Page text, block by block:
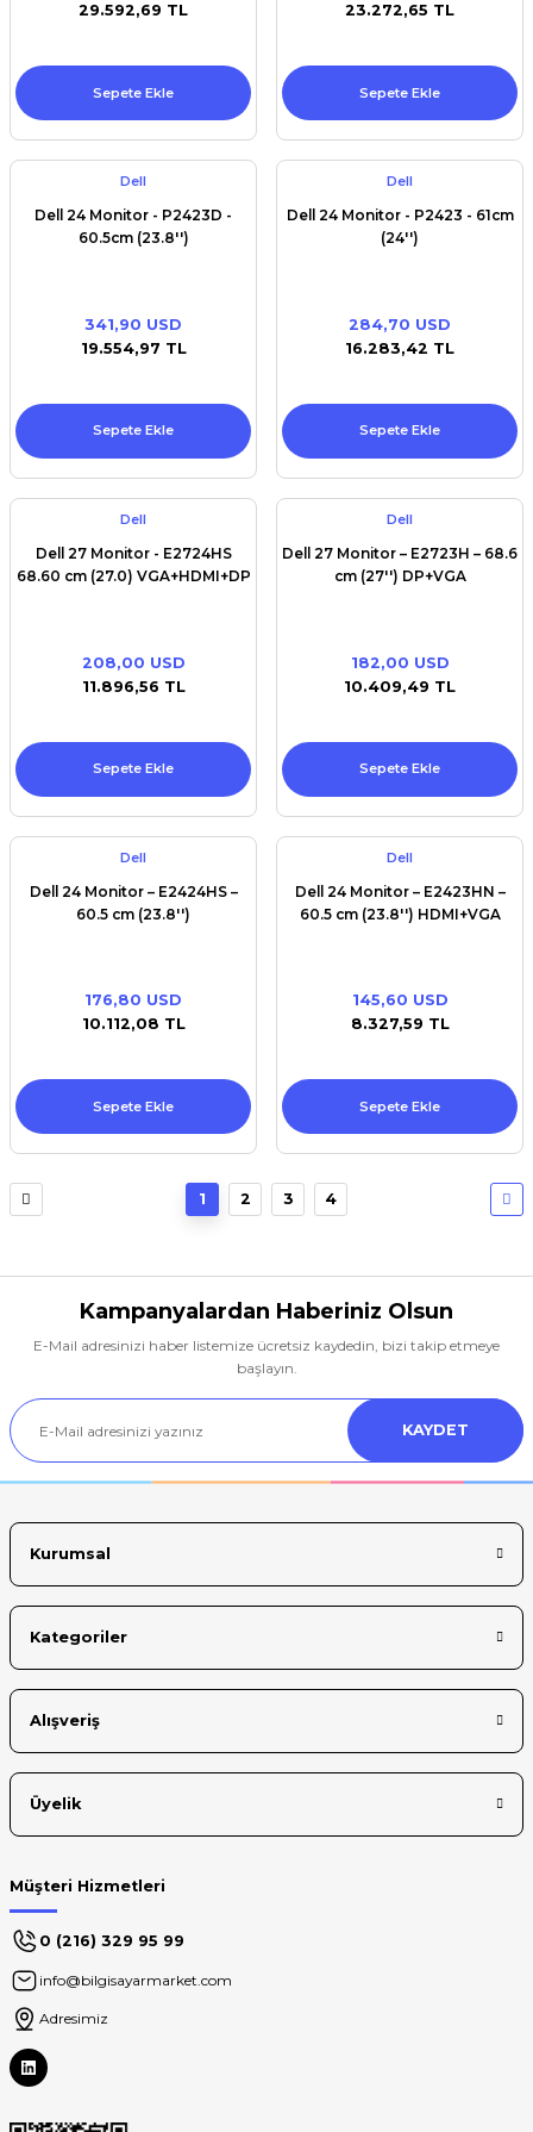
29.592,69 TL
Sepete Ekle
23.272,65 TL
Sepete Ekle
Dell
Dell 24 Monitor - P2423D -
60.5cm (23.8'')
341,90 USD
19.554,97 TL
Sepete Ekle
Dell
Dell 24 Monitor - P2423 - 61cm
(24'')
284,70 USD
16.283,42 TL
Sepete Ekle
Dell
Dell 27 Monitor - E2724HS
68.60 cm (27.0) VGA+HDMI+DP
208,00 USD
11.896,56 TL
Sepete Ekle
Dell
Dell 27 Monitor – E2723H – 68.6
cm (27'') DP+VGA
182,00 USD
10.409,49 TL
Sepete Ekle
Dell
Dell 24 Monitor – E2424HS –
60.5 cm (23.8'')
176,80 USD
10.112,08 TL
Sepete Ekle
Dell
Dell 24 Monitor – E2423HN –
60.5 cm (23.8'') HDMI+VGA
145,60 USD
8.327,59 TL
Sepete Ekle
1 2 3 4
Kampanyalardan Haberiniz Olsun
E-Mail adresinizi haber listemize ücretsiz kaydedin, bizi takip etmeye
başlayın.
KAYDET
Kurumsal
Kategoriler
Alışveriş
Üyelik
Müşteri Hizmetleri
0 (216) 329 95 99
info@bilgisayarmarket.com
Adresimiz